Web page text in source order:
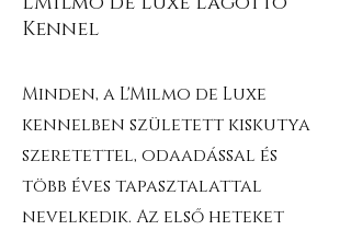
Kennel
Minden, a L'Milmo de Luxe
kennelben született kiskutya
szeretettel, odaadással és
több éves tapasztalattal
nevelkedik. Az első heteket